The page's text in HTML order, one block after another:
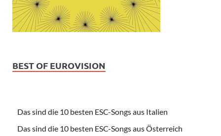
BEST OF EUROVISION
Das sind die 10 besten ESC-Songs aus Italien
Das sind die 10 besten ESC-Songs aus Österreich